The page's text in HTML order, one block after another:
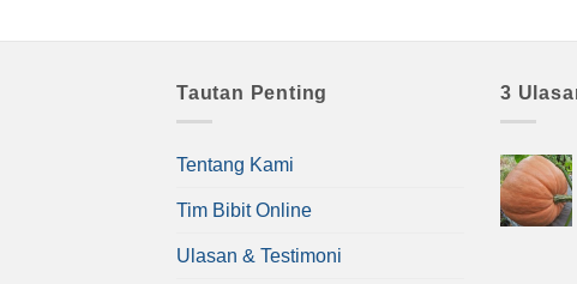
Tautan Penting
Tentang Kami
Tim Bibit Online
Ulasan & Testimoni
3